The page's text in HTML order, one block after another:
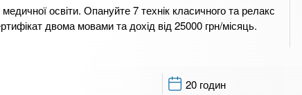
освіти. Опануйте 7 технік класичного та релакс
двома мовами та дохід від 25000 грн/місяць.
20 годин